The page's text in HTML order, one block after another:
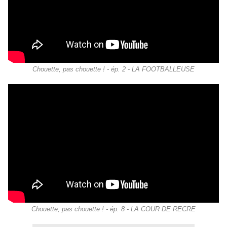
Chouette, pas chouette ! - ép. 2 - LA FOOTBALLEUSE
Chouette, pas chouette ! - ép. 8 - LA COUR DE RECRE